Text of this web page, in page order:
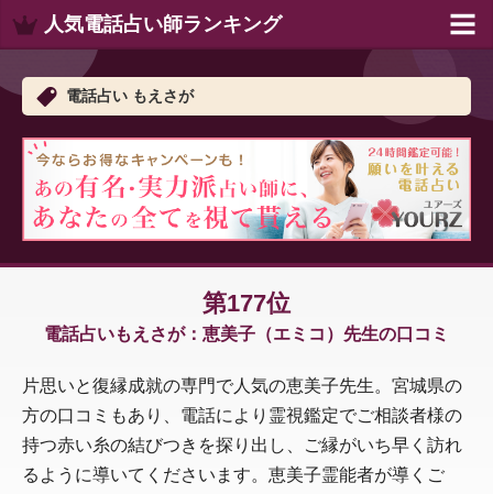
人気電話占い師ランキング
電話占い もえさが
第177位
電話占いもえさが：恵美子（エミコ）先生の口コミ
片思いと復縁成就の専門で人気の恵美子先生。宮城県の
方の口コミもあり、電話により霊視鑑定でご相談者様の
持つ赤い糸の結びつきを探り出し、ご縁がいち早く訪れ
るように導いてくださいます。恵美子霊能者が導くご